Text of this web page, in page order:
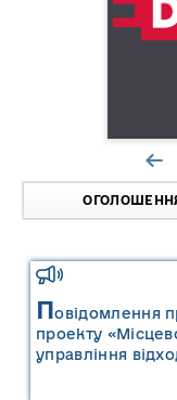
Повідомлення
проекту
управління
міської